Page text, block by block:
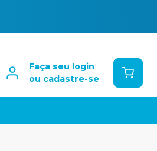
Faça seu login
ou cadastre-se